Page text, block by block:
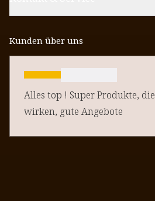
Kunden über uns
Alles top ! Super Produkte, die
wirken, gute Angebote